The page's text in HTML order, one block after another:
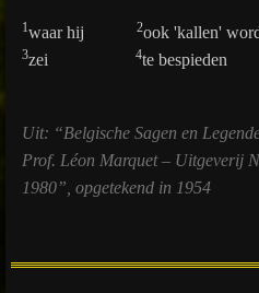
1waar hij 2ook 'kallen'
3zei 4te bespieden
Uit: “Belgische Sagen en
Prof. Léon Marquet – Uitgeverij
1980”, opgetekend in 1954